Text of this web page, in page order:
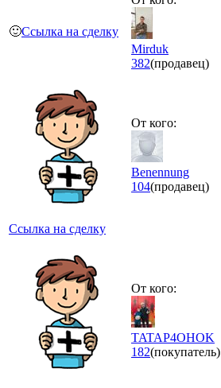
🙂Ссылка на сделку
Mirduk
382(продавец)
Ссылка на сделку
От кого:
Benennung
104(продавец)
От кого:
TATAP4OHOK
182(покупатель)